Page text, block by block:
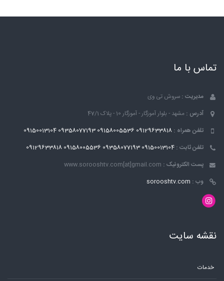
تماس با ما
مدیریت : سروش تی وی
آدرس : مشهد - بلوار آموزگار - آموزگار 10 - پلاک 47/1
تلفن همراه : 09129633818
09158005536
09358077193
09150013104
تلفن ثابت : 09150013104
09358077193
09158005536
09129633818
پست الکترونیک : www.sorooshtv.com[at]gmail.com
وب : sorooshtv.com
نقشه سایت
خدمات